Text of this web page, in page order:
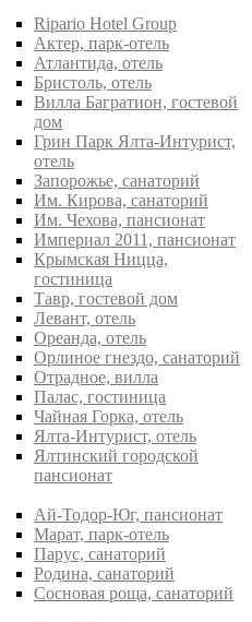
Ripario Hotel Group
Актер, парк-отель
Атлантида, отель
Бристоль, отель
Вилла Багратион, гостевой
дом
Грин Парк Ялта-Интурист,
отель
Запорожье, санаторий
Им. Кирова, санаторий
Им. Чехова, пансионат
Империал 2011, пансионат
Крымская Ницца,
гостиница
Тавр, гостевой дом
Левант, отель
Ореанда, отель
Орлиное гнездо, санаторий
Отрадное, вилла
Палас, гостиница
Чайная Горка, отель
Ялта-Интурист, отель
Ялтинский городской
пансионат
Ай-Тодор-Юг, пансионат
Марат, парк-отель
Парус, санаторий
Родина, санаторий
Сосновая роща, санаторий